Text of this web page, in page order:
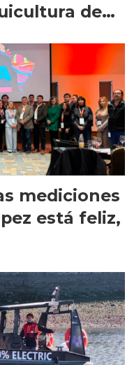
de
mediciones
está feliz,